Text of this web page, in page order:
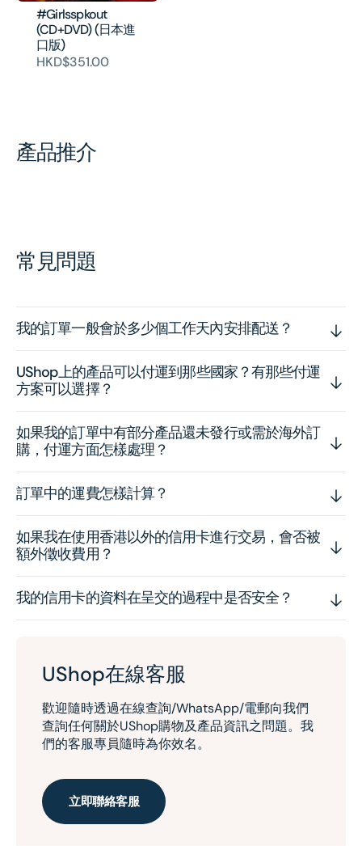
#Girlsspkout
(CD+DVD) (日本進
口版)
HKD$351.00
產品推介
常見問題
我的訂單一般會於多少個工作天內安排配送？
UShop上的產品可以付運到那些國家？有那些付運
方案可以選擇？
如果我的訂單中有部分產品還未發行或需於海外訂
購，付運方面怎樣處理？
訂單中的運費怎樣計算？
如果我在使用香港以外的信用卡進行交易，會否被
額外徵收費用？
我的信用卡的資料在呈交的過程中是否安全？
UShop在線客服
歡迎隨時透過在線查詢/WhatsApp/電郵向我們
查詢任何關於UShop購物及產品資訊之問題。我
們的客服專員隨時為你效名。
立即聯絡客服